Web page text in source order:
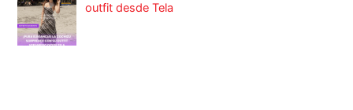
outfit desde Tela